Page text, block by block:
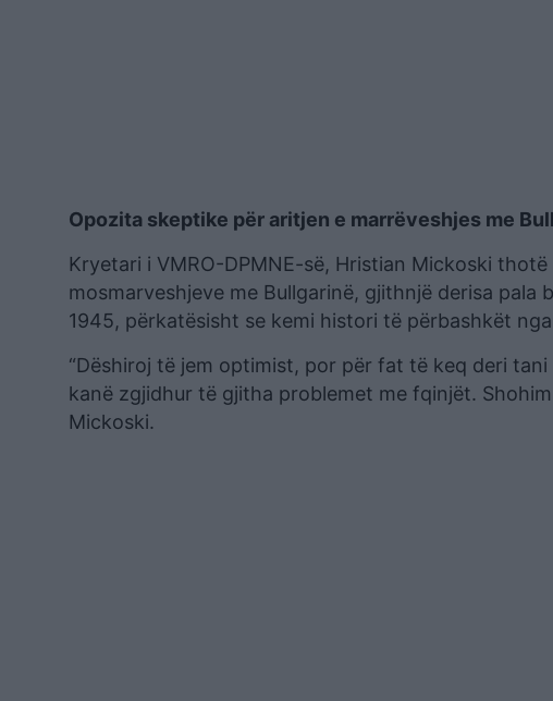
Opozita skeptike për aritjen e marrëveshjes me
Kryetari i VMRO-DPMNE-së, Hristian Mickoski
mosmarveshjeve me Bullgarinë, gjithnjë derisa pala
1945, përkatësisht se kemi histori të përbashkët
“Dëshiroj të jem optimist, por për fat të keq deri
kanë zgjidhur të gjitha problemet me fqinjët.
Mickoski.